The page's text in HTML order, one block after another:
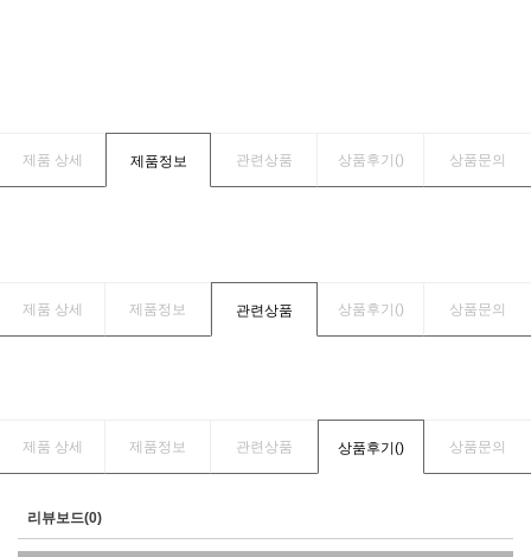
제품 상세 제품정보 관련상품 상품후기() 상품문의
제품 상세 제품정보 관련상품 상품후기() 상품문의
제품 상세 제품정보 관련상품 상품후기() 상품문의
리뷰보드(0)